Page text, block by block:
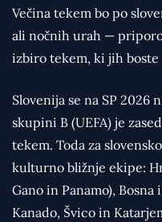
Večina tekem bo po
ali nočnih urah —
izbiro tekem, ki jih boste
Slovenija se na SP 2026
skupini B (UEFA) je
tekem. Toda za
kulturno bližnje ekipe:
Gano in Panamo),
Kanado, Švico in